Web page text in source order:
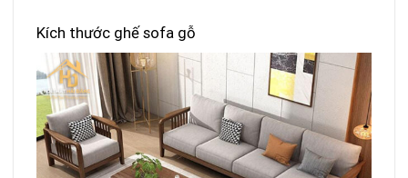
Kích thước ghế sofa gỗ